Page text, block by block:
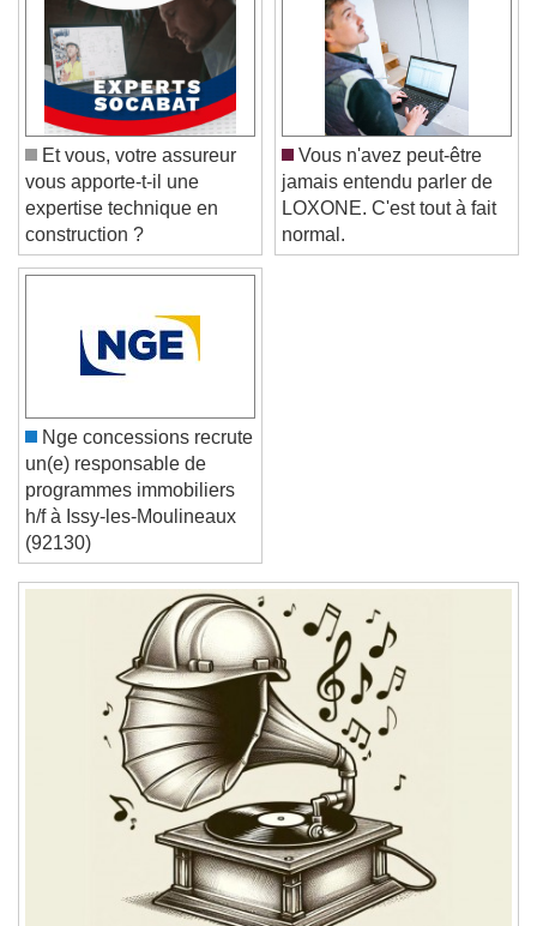
Text Background
Color Opacity
Caption Area Background
Color Opacity
Font Size
Text Edge Style
Font Family
Reset
Done
Close Modal Dialog
End of dialog window.
Et vous, votre assureur
vous apporte-t-il une
expertise technique en
construction ?
Vous n'avez peut-être
jamais entendu parler de
LOXONE. C'est tout à fait
normal.
Nge concessions recrute
un(e) responsable de
programmes immobiliers
h/f à Issy-les-Moulineaux
(92130)